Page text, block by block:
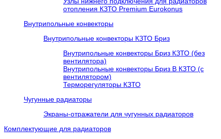
отопления КЗТО Premium Eurokonus
Внутрипольные конвекторы
Внутрипольные конвекторы КЗТО Бриз
Внутрипольные конвекторы Бриз КЗТО (без
вентилятора)
Внутрипольные конвекторы Бриз В КЗТО (с
вентилятором)
Терморегуляторы КЗТО
Чугунные радиаторы
Экраны-отражатели для чугунных радиаторов
Комплектующие для радиаторов